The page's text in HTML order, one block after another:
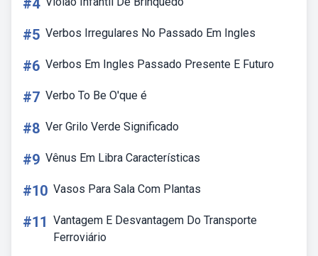
#4
#5 Verbos Irregulares No Passado Em Ingles
#6 Verbos Em Ingles Passado Presente E Futuro
#7 Verbo To Be O'que é
#8 Ver Grilo Verde Significado
#9 Vênus Em Libra Características
#10 Vasos Para Sala Com Plantas
#11 Vantagem E Desvantagem Do Transporte
Ferroviário